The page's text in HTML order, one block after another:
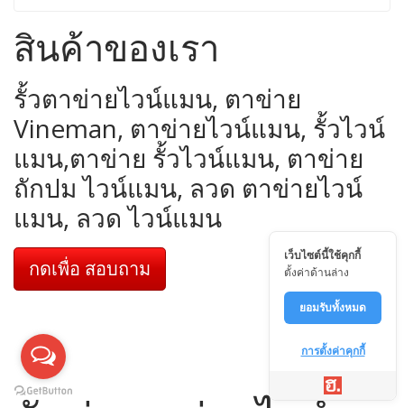
สินค้าของเรา
รั้วตาข่ายไวน์แมน, ตาข่าย
Vineman, ตาข่ายไวน์แมน, รั้วไวน์
แมน,ตาข่าย รั้วไวน์แมน, ตาข่าย
ถักปม ไวน์แมน, ลวด ตาข่ายไวน์
แมน, ลวด ไวน์แมน
กดเพื่อ สอบถาม
เว็บไซต์นี้ใช้คุกกี้
ตั้งค่าด้านล่าง
ยอมรับทั้งหมด
การตั้งค่าคุกกี้